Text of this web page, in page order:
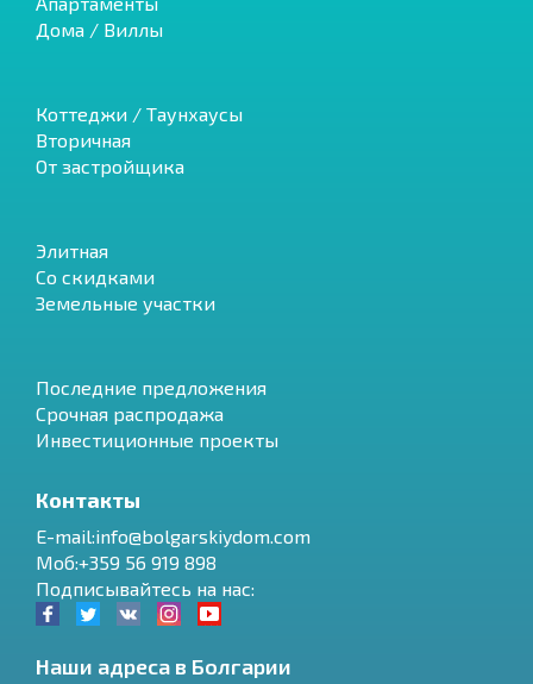
Дома / Виллы
Коттеджи / Таунхаусы
Вторичная
От застройщика
Элитная
Со скидками
Земельные участки
Последние предложения
Срочная распродажа
Инвестиционные проекты
Контакты
E-mail:info@bolgarskiydom.com
Моб:+359 56 919 898
Подписывайтесь на нас:
Наши адреса в Болгарии